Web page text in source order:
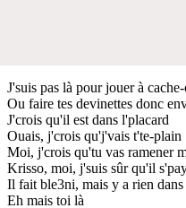
J'suis pas là pour jouer à
Ou faire tes devinettes donc
J'crois qu'il est dans l'placard
Ouais, j'crois qu'j'vais t'te-plain
Moi, j'crois qu'tu vas ramener
Krisso, moi, j'suis sûr qu'il
Il fait ble3ni, mais y a rien dans
Eh mais toi là